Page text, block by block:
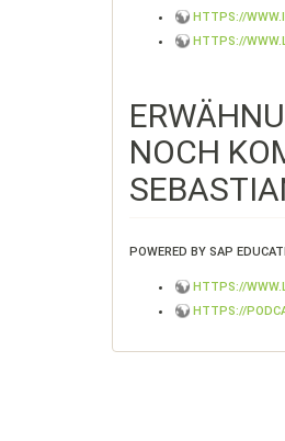
HTTPS://
HTTPS://
NOCH
POWERED BY SAP
HTTPS://
HTTPS://